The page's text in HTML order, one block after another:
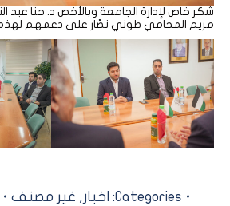
شكر خاص لإدارة الجامعة وبالأخص د. حنا
مريم المحامي طوني نصّار على دعمهم لهذه
Categories: اخبار , غير مصنف